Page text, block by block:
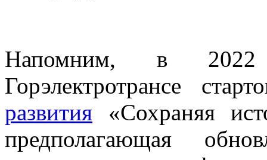
Напомним, в 2022
Горэлектротрансе
развития «Сохраняя
предполагающая